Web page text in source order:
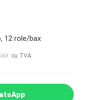
12 role/bax
cu TVA